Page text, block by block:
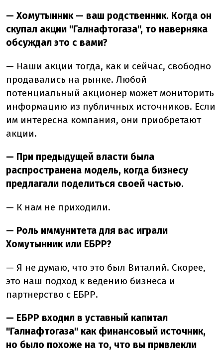
— Хомутынник — ваш родственник. Когда он
скупал акции "Галнафтогаза", то наверняка
обсуждал это с вами?
— Наши акции тогда, как и сейчас, свободно
продавались на рынке. Любой
потенциальный акционер может мониторить
информацию из публичных источников. Если
им интересна компания, они приобретают
акции.
— При предыдущей власти была
распространена модель, когда бизнесу
предлагали поделиться своей частью.
— К нам не приходили.
— Роль иммунитета для вас играли
Хомутынник или ЕБРР?
— Я не думаю, что это был Виталий. Скорее,
это наш подход к ведению бизнеса и
партнерство с ЕБРР.
— ЕБРР входил в уставный капитал
"Галнафтогаза" как финансовый источник,
но было похоже на то, что вы привлекли